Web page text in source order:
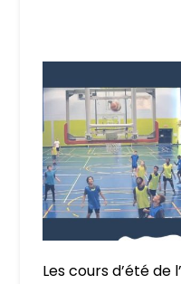
Les cours d’été de